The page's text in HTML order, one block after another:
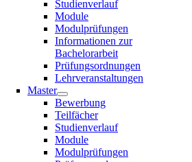
Studienverlauf
Module
Modulprüfungen
Informationen zur
Bachelorarbeit
Prüfungsordnungen
Lehrveranstaltungen
Master
Bewerbung
Teilfächer
Studienverlauf
Module
Modulprüfungen